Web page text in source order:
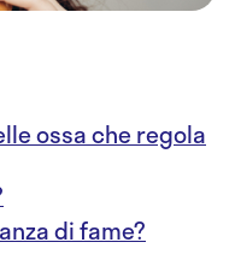
ossa che regola
di fame?